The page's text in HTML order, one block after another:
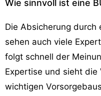
Wie sinnvoll ist eine
Die Absicherung durch
sehen auch viele
folgt schnell der
Expertise und sieht die
wichtigen